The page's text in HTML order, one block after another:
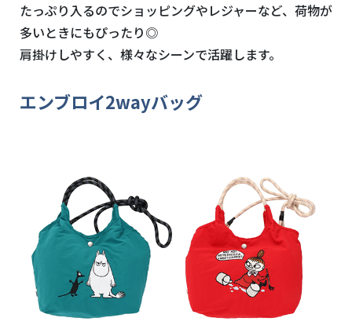
たっぷり入るのでショッピングやレジャーなど、荷物が
多いときにもぴったり◎
肩掛けしやすく、様々なシーンで活躍します。
エンブロイ2wayバッグ